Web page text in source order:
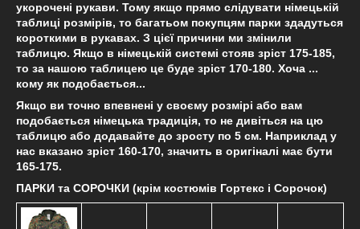
укорочені рукави. Тому якщо прямо слідувати німецькій
таблиці розмірів, то багатьом покупцям парки здадуться
короткими в рукавах. З цієї причини ми змінили
таблицю. Якщо в німецькій системі стояв зріст 175-185,
то за нашою таблицею це буде зріст 170-180. Хоча ...
кому як подобається...
Якщо ви точно впевнені у своєму розмірі або вам
подобається німецька традиція, то не дивіться на цю
таблицю або додавайте до зросту по 5 см. Наприклад у
нас вказано зріст 160-170, значить в оригіналі має бути
165-175.
ПАРКИ та СОРОЧКИ (крім костюмів Гортекс і Сорочок)